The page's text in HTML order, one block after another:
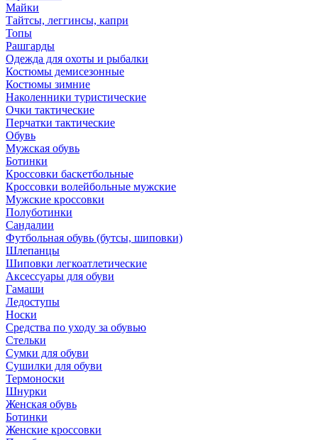
Майки
Тайтсы, леггинсы, капри
Топы
Рашгарды
Одежда для охоты и рыбалки
Костюмы демисезонные
Костюмы зимние
Наколенники туристические
Очки тактические
Перчатки тактические
Обувь
Мужская обувь
Ботинки
Кроссовки баскетбольные
Кроссовки волейбольные мужские
Мужские кроссовки
Полуботинки
Сандалии
Футбольная обувь (бутсы, шиповки)
Шлепанцы
Шиповки легкоатлетические
Аксессуары для обуви
Гамаши
Ледоступы
Носки
Средства по уходу за обувью
Стельки
Сумки для обуви
Сушилки для обуви
Термоноски
Шнурки
Женская обувь
Ботинки
Женские кроссовки